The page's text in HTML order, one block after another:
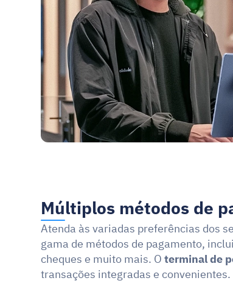
Múltiplos métodos de
Atenda às variadas preferências dos
gama de métodos de pagamento,
cheques e muito mais. O terminal de
transações integradas e convenientes.